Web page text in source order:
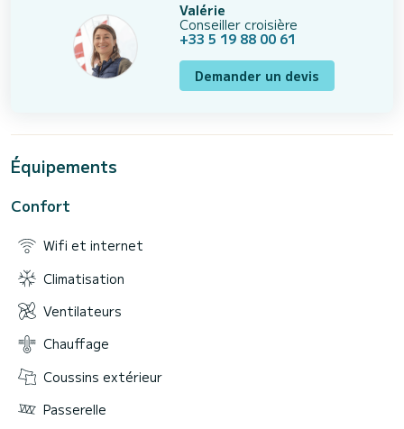
Valérie
Conseiller croisière
+33 5 19 88 00 61
Demander un devis
Équipements
Confort
Wifi et internet
Climatisation
Ventilateurs
Chauffage
Coussins extérieur
Passerelle